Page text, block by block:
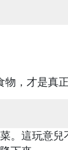
物，才是真
。這玩意兒